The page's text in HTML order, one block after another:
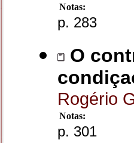
Notas:
p. 283
O
Rogério
Notas:
p. 301